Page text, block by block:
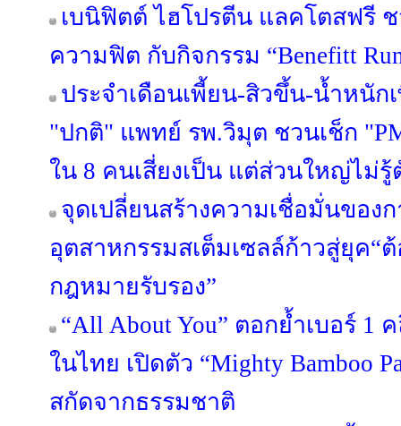
เบนิฟิตต์ ไฮโปรตีน แลคโตสฟรี
ความฟิต กับกิจกรรม “Benefitt
ประจำเดือนเพี้ยน-สิวขึ้น-น้ำหนัก
"ปกติ" แพทย์ รพ.วิมุต ชวนเช็ก
ใน 8 คนเสี่ยงเป็น แต่ส่วนใหญ่ไม่รู้
จุดเปลี่ยนสร้างความเชื่อมั่นของ
อุตสาหกรรมสเต็มเซลล์ก้าวสู่ยุค“
กฎหมายรับรอง”
“All About You” ตอกย้ำเบอร์ 1
ในไทย เปิดตัว “Mighty Bamboo
สกัดจากธรรมชาติ